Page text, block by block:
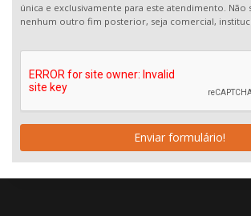
única e exclusivamente para este atendimento. Não
nenhum outro fim posterior, seja comercial,
Enviar formulário!